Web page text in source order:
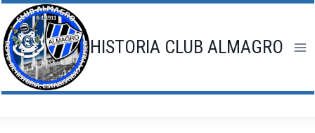
Saltar
al
contenido
HISTORIA CLUB ALMAGRO